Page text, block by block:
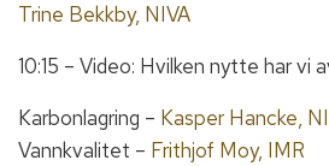
Trine Bekkby, NIVA
10:15 – Video: Hvilken nytte har vi
Karbonlagring – Kasper Hancke,
Vannkvalitet – Frithjof Moy, IMR